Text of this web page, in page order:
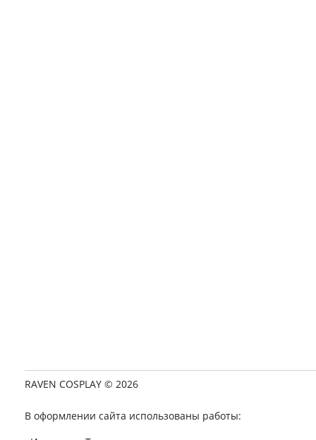
RAVEN COSPLAY © 2026
В оформлении сайта использованы работы: